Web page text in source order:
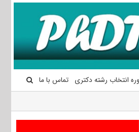
انتخاب رشته دکتری تماس با ما